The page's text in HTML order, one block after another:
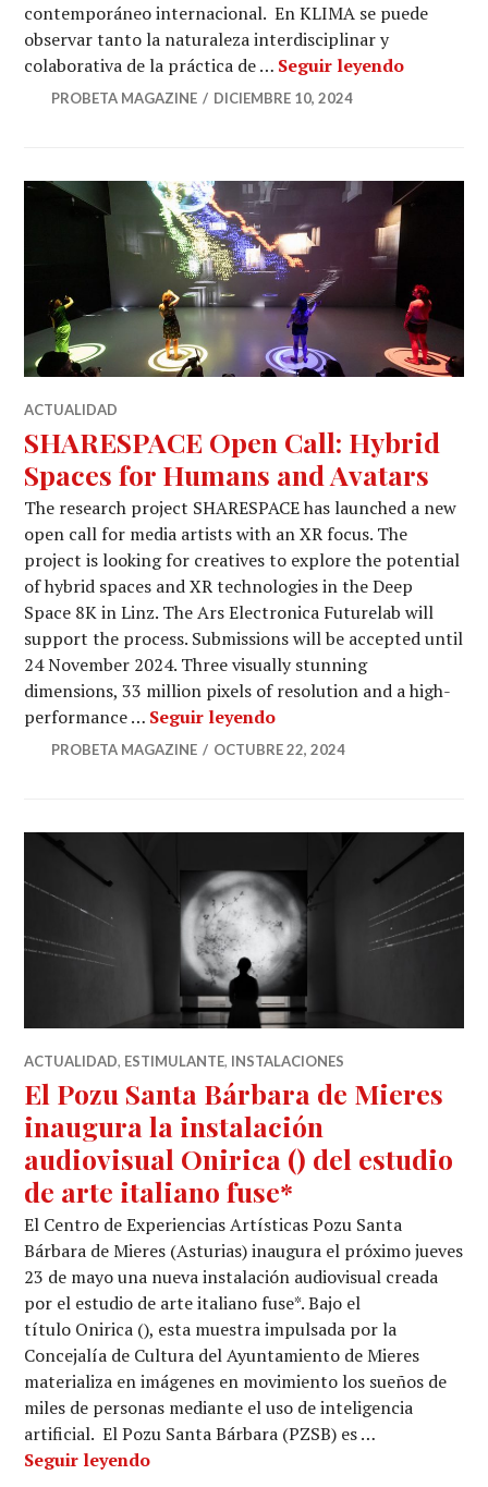
contemporáneo internacional. En KLIMA se puede
observar tanto la naturaleza interdisciplinar y
colaborativa de la práctica de … Seguir leyendoÚltimos
PROBETA MAGAZINE DICIEMBRE 10, 2024
ACTUALIDAD
SHARESPACE Open Call: Hybrid
Spaces for Humans and Avatars
The research project SHARESPACE has launched a new
open call for media artists with an XR focus. The
project is looking for creatives to explore the potential
of hybrid spaces and XR technologies in the Deep
Space 8K in Linz. The Ars Electronica Futurelab will
support the process. Submissions will be accepted until
24 November 2024. Three visually stunning
dimensions, 33 million pixels of resolution and a high-
performance … Seguir leyendoSHARESPACE Open
PROBETA MAGAZINE OCTUBRE 22, 2024
ACTUALIDAD, ESTIMULANTE, INSTALACIONES
El Pozu Santa Bárbara de Mieres
inaugura la instalación
audiovisual Onirica () del estudio
de arte italiano fuse*
El Centro de Experiencias Artísticas Pozu Santa
Bárbara de Mieres (Asturias) inaugura el próximo jueves
23 de mayo una nueva instalación audiovisual creada
por el estudio de arte italiano fuse*. Bajo el
título Onirica (), esta muestra impulsada por la
Concejalía de Cultura del Ayuntamiento de Mieres
materializa en imágenes en movimiento los sueños de
miles de personas mediante el uso de inteligencia
artificial. El Pozu Santa Bárbara (PZSB) es …
Seguir leyendoEl Pozu Santa Bárbara de Mieres